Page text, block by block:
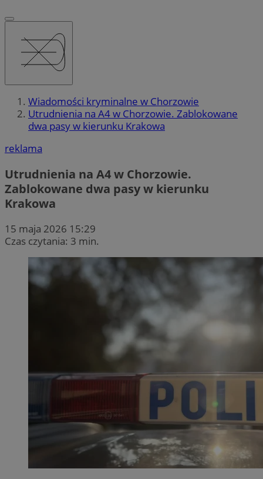
Wiadomości kryminalne w Chorzowie
Utrudnienia na A4 w Chorzowie. Zablokowane
dwa pasy w kierunku Krakowa
reklama
Utrudnienia na A4 w Chorzowie.
Zablokowane dwa pasy w kierunku
Krakowa
15 maja 2026 15:29
Czas czytania: 3 min.